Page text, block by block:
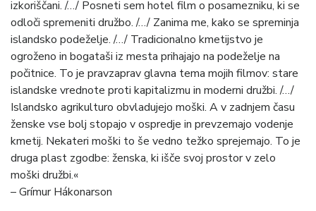
izkoriščani. /…/ Posneti sem hotel film o posamezniku, ki se
odloči spremeniti družbo. /…/ Zanima me, kako se spreminja
islandsko podeželje. /…/ Tradicionalno kmetijstvo je
ogroženo in bogataši iz mesta prihajajo na podeželje na
počitnice. To je pravzaprav glavna tema mojih filmov: stare
islandske vrednote proti kapitalizmu in moderni družbi. /…/
Islandsko agrikulturo obvladujejo moški. A v zadnjem času
ženske vse bolj stopajo v ospredje in prevzemajo vodenje
kmetij. Nekateri moški to še vedno težko sprejemajo. To je
druga plast zgodbe: ženska, ki išče svoj prostor v zelo
moški družbi.«
– Grímur Hákonarson